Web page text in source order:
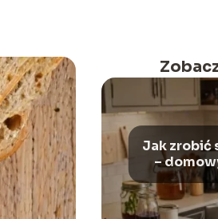
Jak zrobić
–